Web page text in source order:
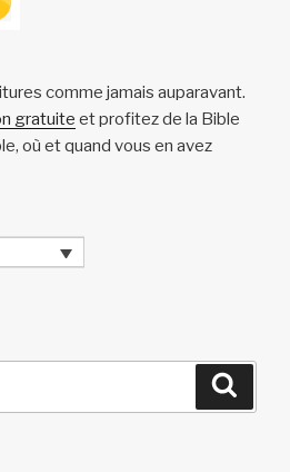
comme jamais auparavant.
gratuite et profitez de la Bible
où et quand vous en avez